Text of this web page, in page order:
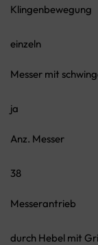
Klingenbewegung
einzeln
Messer mit
ja
Anz. Messer
38
Messerantrieb
durch Hebel mit